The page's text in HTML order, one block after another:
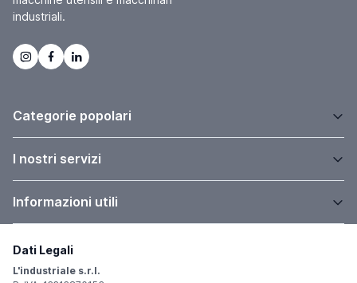
industriali.
Categorie popolari
I nostri servizi
Informazioni utili
Dati Legali
L'industriale s.r.l.